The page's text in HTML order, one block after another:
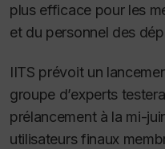
plus efficace pour les
et du personnel des
IITS prévoit un
groupe d’experts
prélancement à la mi-
utilisateurs finaux